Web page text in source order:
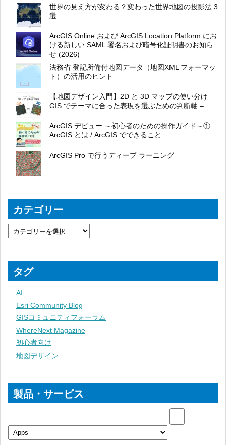
世界の見え方が変わる？変わった世界地図の投影法 3
選
ArcGIS Online および ArcGIS Location Platform にお
ける新しい SAML 署名および暗号化証明書のお知ら
せ (2026)
法務省 登記所備付地図データ（地図XML フォーマッ
ト）の活用のヒント
【地図デザイン入門】2D と 3D マップの使い分け –
GIS でテーマに合った表現を選ぶための判断軸 –
ArcGIS デビュー ～初心者のための操作ガイド～①
ArcGIS とは / ArcGIS でできること
ArcGIS Pro で行うディープ ラーニング
カテゴリー
タグ
AI
Esri Community Blog
GISコミュニティフォーラム
WhereNext Magazine
初心者向け
地図デザイン
製品・サービス